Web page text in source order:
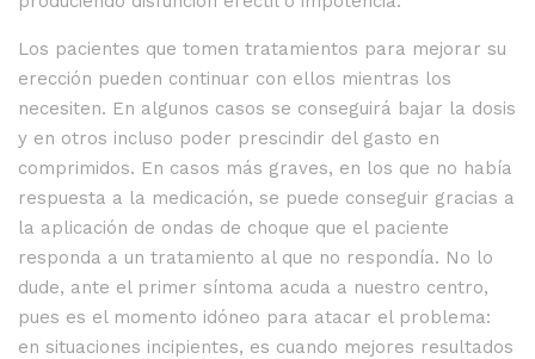
Los pacientes que tomen tratamientos para mejorar su
erección pueden continuar con ellos mientras los
necesiten. En algunos casos se conseguirá bajar la dosis
y en otros incluso poder prescindir del gasto en
comprimidos. En casos más graves, en los que no había
respuesta a la medicación, se puede conseguir gracias a
la aplicación de ondas de choque que el paciente
responda a un tratamiento al que no respondía. No lo
dude, ante el primer síntoma acuda a nuestro centro,
pues es el momento idóneo para atacar el problema:
en situaciones incipientes, es cuando mejores resultados